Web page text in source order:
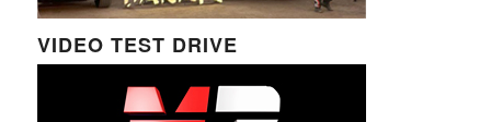
VIDEO TEST DRIVE